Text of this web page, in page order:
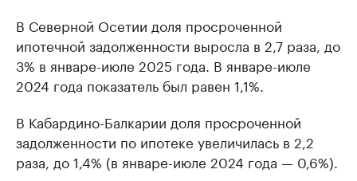
В Северной Осетии доля просроченной
ипотечной задолженности выросла в 2,7 раза, до
3% в январе-июле 2025 года. В январе-июле
2024 года показатель был равен 1,1%.
В Кабардино-Балкарии доля просроченной
задолженности по ипотеке увеличилась в 2,2
раза, до 1,4% (в январе-июле 2024 года — 0,6%).